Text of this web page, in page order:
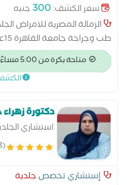
سعر الكشف:300 جنيه
الزمالة المصرية للامراض
يد اساتذة طب الجلدية بالقصر
تخرجت من كلية طب جامعة
متاحة بكرة من 5:00 مساءً
دكتورة
استشاري
(3 تقييم)
إستشاري تخصص جلدية